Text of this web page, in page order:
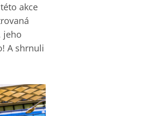
akce
jeho
A shrnuli